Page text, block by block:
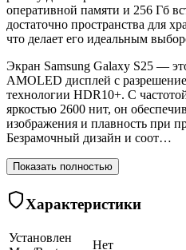
оперативной памяти и 256 Гб
достаточно пространства для
что делает его идеальным
Экран Samsung Galaxy S25 —
AMOLED дисплей с
технологии HDR10+. С
яркостью 2600 нит, он
изображения и плавность при
Безрамочный дизайн и соот…
Показать полностью
Характеристики
Установлен
Нет